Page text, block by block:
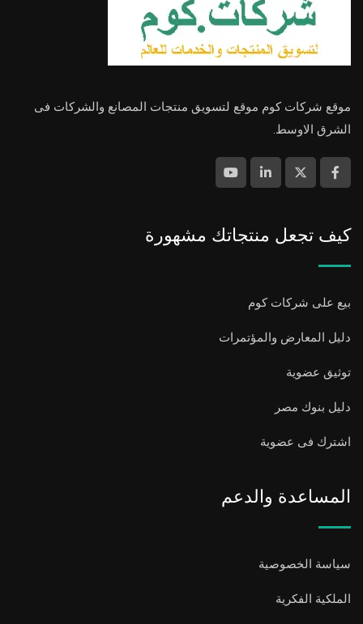
موقع شركات كوم موقع لتسويق منتجات المصانع والشركات فى
الشرق الاوسط.
كيف تجعل منتجاتك مشهورة
بيع على شركات كوم
دليل المعارض والمؤتمرات
توثيق عضوية
دليل بنوك مصر
اشترك فى عضوية
المساعدة والدعم
سياسة الخصوصية
الملكية الفكرية